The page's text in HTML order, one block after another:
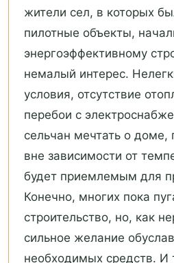
жители сел, в которых
пилотные объекты,
энергоэффективному
немалый интерес.
условия, отсутствие
перебои с
сельчан мечтать о доме,
вне зависимости от
будет приемлемым для
Конечно, многих пока
строительство, но, как
сильное желание
необходимых средств. И